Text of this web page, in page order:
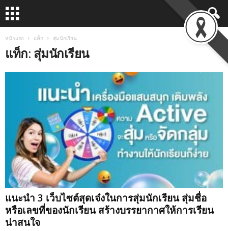
หน้าแรก แท็ก สุ่มนักเรียน
แท็ก: สุ่มนักเรียน
แนะนำ 3 เว็บไซต์สุดเจ๋งในการสุ่มนักเรียน สุ่มชื่อ
หรือเลขที่ของนักเรียน สร้างบรรยากาศให้การเรียน
น่าสนใจ